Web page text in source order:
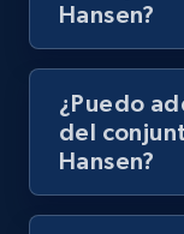
Hansen?
¿Puedo
del
Hansen?